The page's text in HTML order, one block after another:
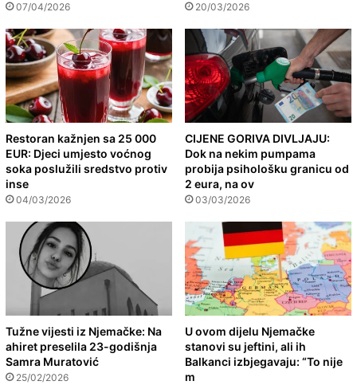
07/04/2026 20/03/2026
Restoran kažnjen sa 25 000
EUR: Djeci umjesto voćnog
soka poslužili sredstvo protiv
inse
04/03/2026
CIJENE GORIVA DIVLJAJU:
Dok na nekim pumpama
probija psihološku granicu od
2 eura, na ov
03/03/2026
Tužne vijesti iz Njemačke: Na
ahiret preselila 23-godišnja
Samra Muratović
25/02/2026
U ovom dijelu Njemačke
stanovi su jeftini, ali ih
Balkanci izbjegavaju: “To nije
m